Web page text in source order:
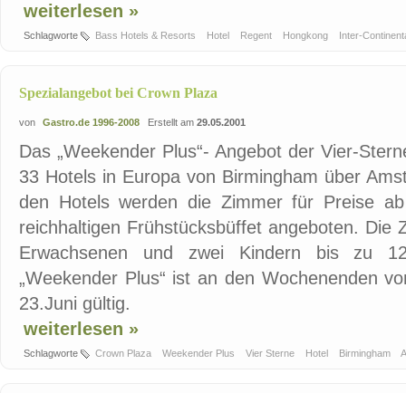
weiterlesen »
Schlagworte Bass Hotels & Resorts Hotel Regent Hongkong Inter-
Spezialangebot bei Crown Plaza
von Gastro.de 1996-2008 Erstellt am 29.05.2001
Das „Weekender Plus“- Angebot der Vier-
33 Hotels in Europa von Birmingham über
den Hotels werden die Zimmer für Preise
reichhaltigen Frühstücksbüffet angeboten. Die
Erwachsenen und zwei Kindern bis zu
„Weekender Plus“ ist an den Wochenenden
23.Juni gültig.
weiterlesen »
Schlagworte Crown Plaza Weekender Plus Vier Sterne Hotel Birmingham